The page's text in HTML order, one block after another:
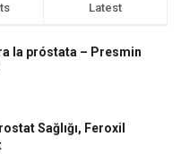
Latest
la próstata – Presmin
Sağlığı, Feroxil